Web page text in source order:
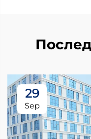
29
Sep